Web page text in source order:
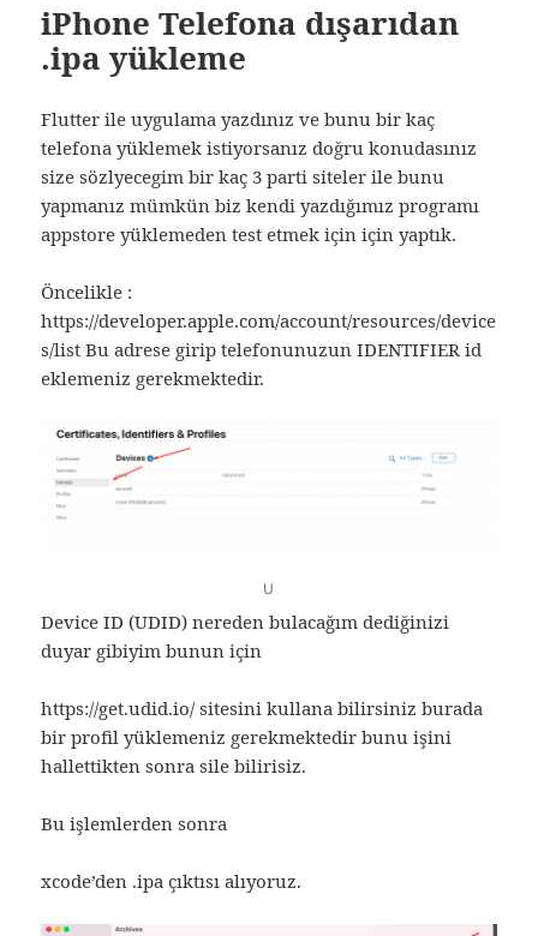
iPhone Telefona dışarıdan
.ipa yükleme
Flutter ile uygulama yazdınız ve bunu bir kaç
telefona yüklemek istiyorsanız doğru konudasınız
size sözlyecegim bir kaç 3 parti siteler ile bunu
yapmanız mümkün biz kendi yazdığımız programı
appstore yüklemeden test etmek için için yaptık.
Öncelikle :
https://developer.apple.com/account/resources/device
s/list Bu adrese girip telefonunuzun IDENTIFIER id
eklemeniz gerekmektedir.
U
Device ID (UDID) nereden bulacağım dediğinizi
duyar gibiyim bunun için
https://get.udid.io/ sitesini kullana bilirsiniz burada
bir profil yüklemeniz gerekmektedir bunu işini
hallettikten sonra sile bilirisiz.
Bu işlemlerden sonra
xcode’den .ipa çıktısı alıyoruz.